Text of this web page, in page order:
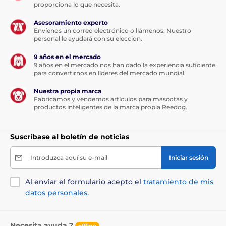
Impermeable
El PetSafe PIF-300-21
totalmente impermeable y su uso es
adecuado en la lluvia y en entornos muy
húmedos, pero no recomendamos estancias
prolongadas en el agua. La base es impermeable,
pero recomendamos colocarla en un entorno seco.
que no llueva sobre ella.
Número de perros
El PetSafe PIF-300-21
puede utilizarse
para un número ilimitado de perros.
ampliarlo fácilmente.
proporciona lo que necesita.
Asesoramiento experto
Envíenos un correo electrónico o llámenos. Nuestro
personal le ayudará con su eleccion.
9 años en el mercado
9 años en el mercado nos han dado la experiencia suficiente
para convertirnos en líderes del mercado mundial.
Nuestra propia marca
Fabricamos y vendemos artículos para mascotas y
productos inteligentes de la marca propia Reedog.
Suscríbase al boletín de noticias
Introduzca aquí su e-mail Iniciar sesión
Al enviar el formulario acepto el tratamiento de mis
datos personales.